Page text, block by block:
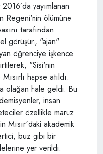
yayımlanan
Regeni'nin ölümüne
tarafından
görüşün, "ajan"
öğrenciye işkence
"Sisi'nin
hapse atıldı.
olağan hale geldi. Bu
insan
özellikle maruz
Mısır'daki akademik
buz gibi bir
yer verildi.